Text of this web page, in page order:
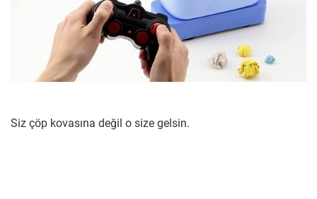
Siz çöp kovasına değil o size gelsin.